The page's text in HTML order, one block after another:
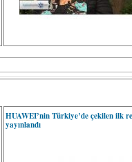
HUAWEI’nin Türkiye’de çekilen ilk
yayınlandı